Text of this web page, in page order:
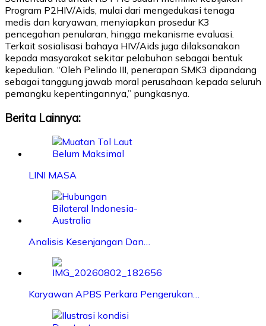
Program P2HIV/Aids, mulai dari mengedukasi tenaga
medis dan karyawan, menyiapkan prosedur K3
pencegahan penularan, hingga mekanisme evaluasi.
Terkait sosialisasi bahaya HIV/Aids juga dilaksanakan
kepada masyarakat sekitar pelabuhan sebagai bentuk
kepedulian. “Oleh Pelindo III, penerapan SMK3 dipandang
sebagai tanggung jawab moral perusahaan kepada seluruh
pemangku kepentingannya,” pungkasnya.
Berita Lainnya:
LINI MASA
Analisis Kesenjangan Dan…
Karyawan APBS Perkara Pengerukan…